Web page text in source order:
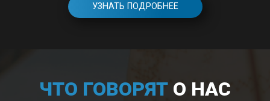
УЗНАТЬ ПОДРОБНЕЕ
ЧТО ГОВОРЯТ О НАС